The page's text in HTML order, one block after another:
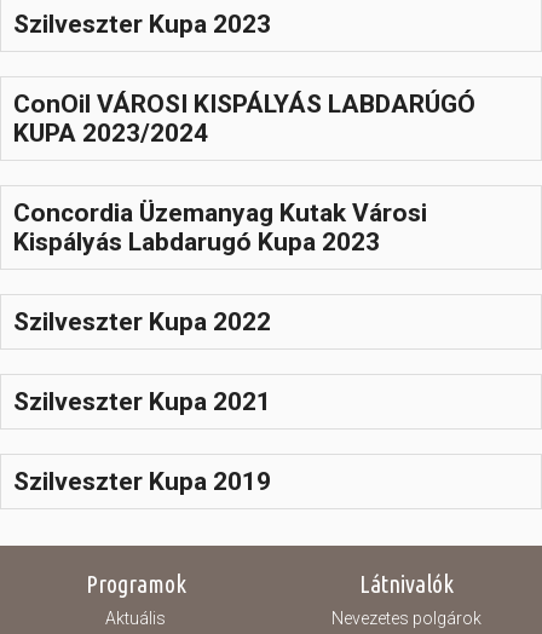
Szilveszter Kupa 2023
ConOil VÁROSI KISPÁLYÁS LABDARÚGÓ
KUPA 2023/2024
Concordia Üzemanyag Kutak Városi
Kispályás Labdarugó Kupa 2023
Szilveszter Kupa 2022
Szilveszter Kupa 2021
Szilveszter Kupa 2019
Programok
Aktuális
Látnivalók
Nevezetes polgárok